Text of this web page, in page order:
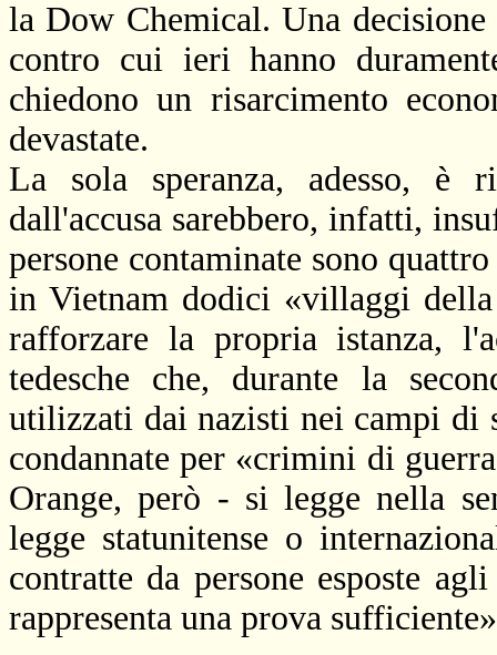
la Dow Chemical. Una
contro cui ieri hanno
chiedono un risarcimento
devastate.
La sola speranza, adesso, è
dall'accusa sarebbero, infatti,
persone contaminate sono
in Vietnam dodici «villaggi
rafforzare la propria istanza,
tedesche che, durante la
utilizzati dai nazisti nei campi di
condannate per «crimini di
Orange, però - si legge nella
legge statunitense o
contratte da persone esposte
rappresenta una prova